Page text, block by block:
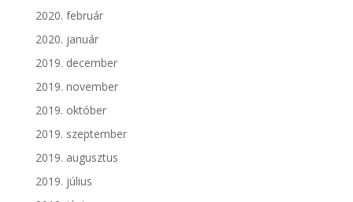
2020. február
2020. január
2019. december
2019. november
2019. október
2019. szeptember
2019. augusztus
2019. július